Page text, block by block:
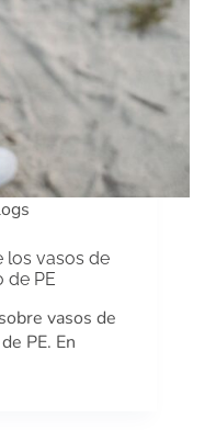
los vasos de
de PE
vasos de
PE. En